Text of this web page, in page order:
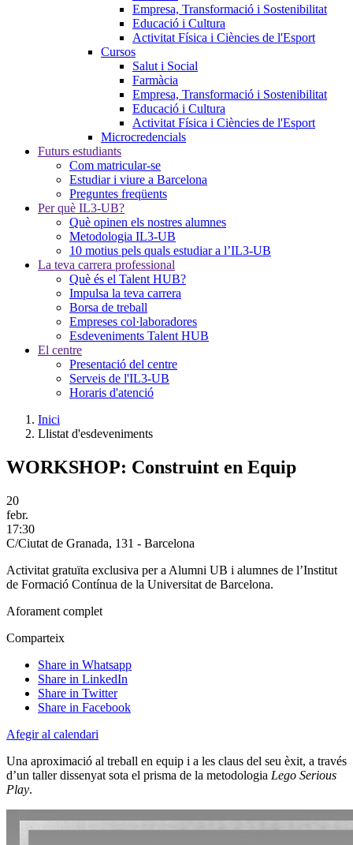
Empresa, Transformació i Sostenibilitat
Educació i Cultura
Activitat Física i Ciències de l'Esport
Cursos
Salut i Social
Farmàcia
Empresa, Transformació i Sostenibilitat
Educació i Cultura
Activitat Física i Ciències de l'Esport
Microcredencials
Futurs estudiants
Com matricular-se
Estudiar i viure a Barcelona
Preguntes freqüents
Per què IL3-UB?
Què opinen els nostres alumnes
Metodologia IL3-UB
10 motius pels quals estudiar a l’IL3-UB
La teva carrera professional
Què és el Talent HUB?
Impulsa la teva carrera
Borsa de treball
Empreses col·laboradores
Esdeveniments Talent HUB
El centre
Presentació del centre
Serveis de l'IL3-UB
Horaris d'atenció
Inici
Llistat d'esdeveniments
WORKSHOP: Construint en Equip
20
febr.
17:30
C/Ciutat de Granada, 131 - Barcelona
Activitat gratuïta exclusiva per a Alumni UB i alumnes de l’Institut
de Formació Contínua de la Universitat de Barcelona.
Aforament complet
Comparteix
Share in Whatsapp
Share in LinkedIn
Share in Twitter
Share in Facebook
Afegir al calendari
Una aproximació al treball en equip i a les claus del seu èxit, a través
d’un taller dissenyat sota el prisma de la metodologia Lego Serious
Play.